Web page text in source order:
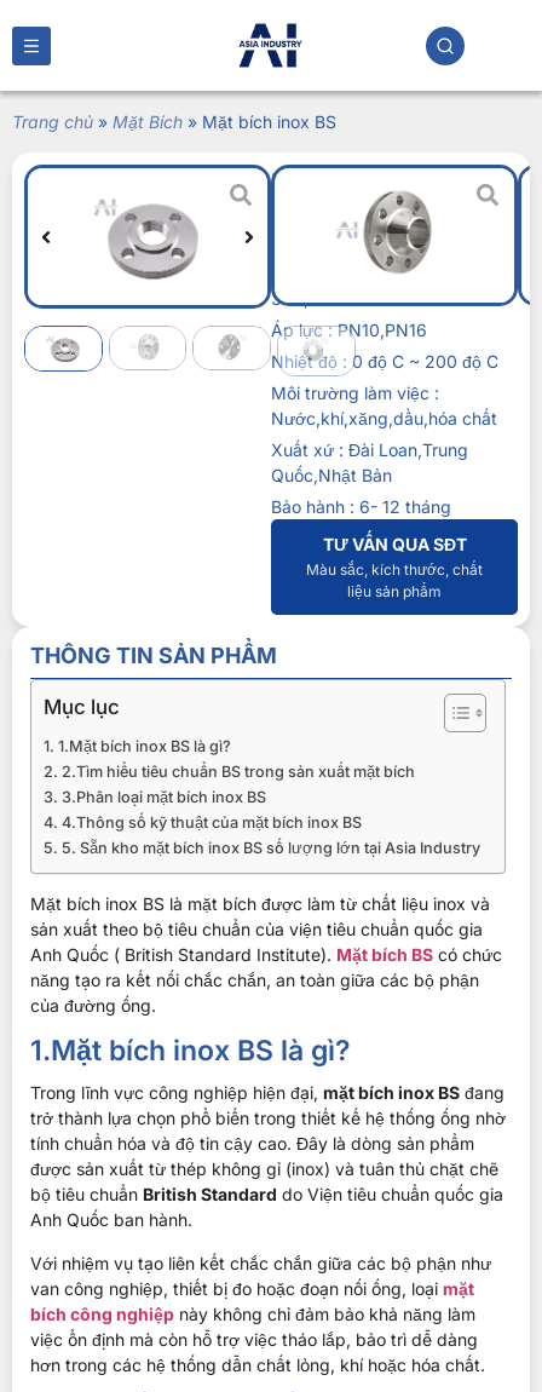
Trang chủ » Mặt Bích » Mặt bích inox BS
Mặt bích inox BS
Kích thước : DN15 – DN600
Vật liệu : Inox 201,inox
304,inox 316
Áp lực : PN10,PN16
Nhiệt độ : 0 độ C ~ 200 độ C
Môi trường làm việc :
Nước,khí,xăng,dầu,hóa chất
Xuất xứ : Đài Loan,Trung
Quốc,Nhật Bản
Bảo hành : 6- 12 tháng
TƯ VẤN QUA SĐT
Màu sắc, kích thước, chất
liệu sản phẩm
THÔNG TIN SẢN PHẨM
Mục lục
1.Mặt bích inox BS là gì?
2.Tìm hiểu tiêu chuẩn BS trong sản xuất mặt bích
3.Phân loại mặt bích inox BS
4.Thông số kỹ thuật của mặt bích inox BS
5. Sẵn kho mặt bích inox BS số lượng lớn tại Asia Industry
Mặt bích inox BS là mặt bích được làm từ chất liệu inox và
sản xuất theo bộ tiêu chuẩn của viện tiêu chuẩn quốc gia
Anh Quốc ( British Standard Institute). Mặt bích BS có chức
năng tạo ra kết nối chắc chắn, an toàn giữa các bộ phận
của đường ống.
1.Mặt bích inox BS là gì?
Trong lĩnh vực công nghiệp hiện đại, mặt bích inox BS đang
trở thành lựa chọn phổ biến trong thiết kế hệ thống ống nhờ
tính chuẩn hóa và độ tin cậy cao. Đây là dòng sản phẩm
được sản xuất từ thép không gỉ (inox) và tuân thủ chặt chẽ
bộ tiêu chuẩn British Standard do Viện tiêu chuẩn quốc gia
Anh Quốc ban hành.
Với nhiệm vụ tạo liên kết chắc chắn giữa các bộ phận như
van công nghiệp, thiết bị đo hoặc đoạn nối ống, loại mặt
bích công nghiệp này không chỉ đảm bảo khả năng làm
việc ổn định mà còn hỗ trợ việc tháo lắp, bảo trì dễ dàng
hơn trong các hệ thống dẫn chất lỏng, khí hoặc hóa chất.